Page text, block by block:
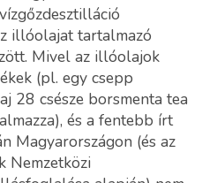
illóolajat tartalmazó
Mivel az illóolajok
(pl. egy csepp
28 csésze borsmenta tea
és a fentebb írt
Magyarországon (és az
Nemzetközi